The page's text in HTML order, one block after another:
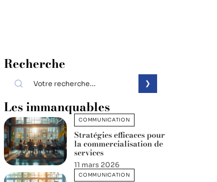
Recherche
Les immanquables
COMMUNICATION
Stratégies efficaces pour
la commercialisation de
services
11 mars 2026
COMMUNICATION